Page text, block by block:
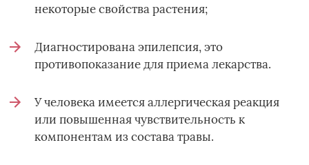
некоторые свойства растения;
Диагностирована эпилепсия, это
противопоказание для приема лекарства.
У человека имеется аллергическая реакция
или повышенная чувствительность к
компонентам из состава травы.